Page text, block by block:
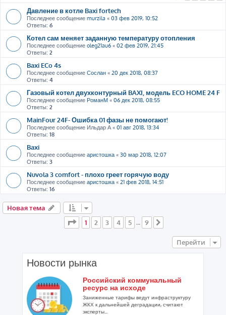
Давление в котле Baxi fortech
Последнее сообщение murzila « 03 фев 2019, 10:52
Ответы: 6
Котел сам меняет заданную температуру отопления
Последнее сообщение oleg21au6 « 02 фев 2019, 21:45
Ответы: 2
Baxi ECo 4s
Последнее сообщение Сослан « 20 дек 2018, 08:37
Ответы: 4
Газовый котел двухконтурный BAXI, модель ECO HOME 24 F
Последнее сообщение РоманМ « 06 дек 2018, 08:55
Ответы: 2
MainFour 24F- Ошибка 01 фазы не помогают!
Последнее сообщение Ильдар А « 01 авг 2018, 13:34
Ответы: 18
Baxi
Последнее сообщение аристошка « 30 мар 2018, 12:07
Ответы: 3
Nuvola 3 comfort - плохо греет горячую воду
Последнее сообщение аристошка « 21 фев 2018, 14:51
Ответы: 16
Новая тема
Страница
из
1 2 3 4 5 … 9
Перейти
Новости рынка
Российский коммунальный
ресурс на исходе
Заниженные тарифы ведут инфраструктуру
ЖКХ к дальнейшей деградации, считают
эксперты...